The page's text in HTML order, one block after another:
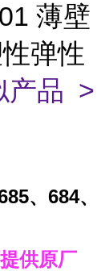
薄壁
弹性
产品 >
、 684、
供原厂